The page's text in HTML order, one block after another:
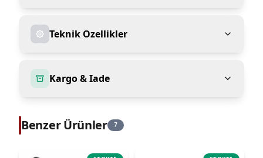
Teknik Ozellikler
Kargo & Iade
Benzer Ürünler 7